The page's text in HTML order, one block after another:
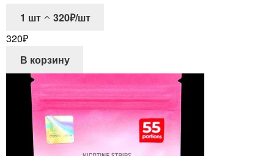
1 шт
320₽/шт
320₽
В корзину